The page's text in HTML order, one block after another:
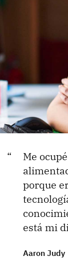
Me
porque
está mi
Aaron Judy